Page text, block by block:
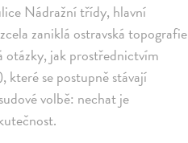
Nádražní třídy, hlavní
zaniklá ostravská topografie
otázky, jak prostřednictvím
které se postupně stávají
volbě: nechat je